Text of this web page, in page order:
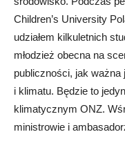
Children’s University
udziałem kilkuletnich
młodzież obecna na
publiczności, jak
i klimatu. Będzie to
klimatycznym ONZ.
ministrowie i